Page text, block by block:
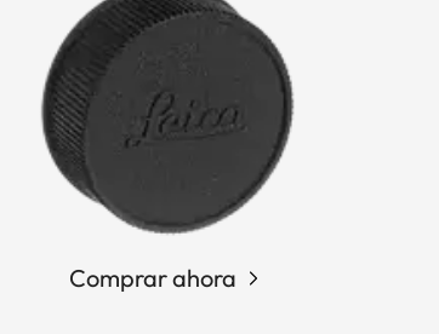
Comprar ahora